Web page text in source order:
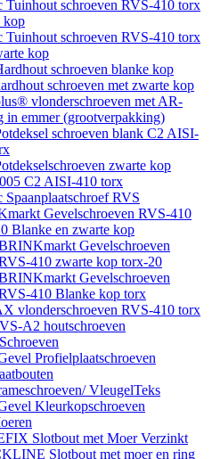
Tuinhout schroeven RVS-410 torx
kop
Tuinhout schroeven RVS-410 torx
kop
schroeven blanke kop
schroeven met zwarte kop
vlonderschroeven met AR-
in emmer (grootverpakking)
schroeven blank C2 AISI-
zwarte kop
C2 AISI-410 torx
Spaanplaatschroef RVS
Gevelschroeven RVS-410
Blanke en zwarte kop
Gevelschroeven
410 zwarte kop torx-20
Gevelschroeven
410 Blanke kop torx
vlonderschroeven RVS-410 torx
A2 houtschroeven
Profielplaatschroeven
VleugelTeks
Kleurkopschroeven
Slotbout met Moer Verzinkt
Slotbout met moer en ring